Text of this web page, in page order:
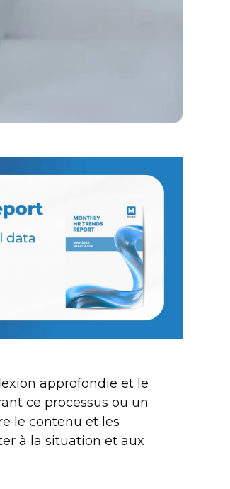
approfondie et le
ce processus ou un
le contenu et les
à la situation et aux